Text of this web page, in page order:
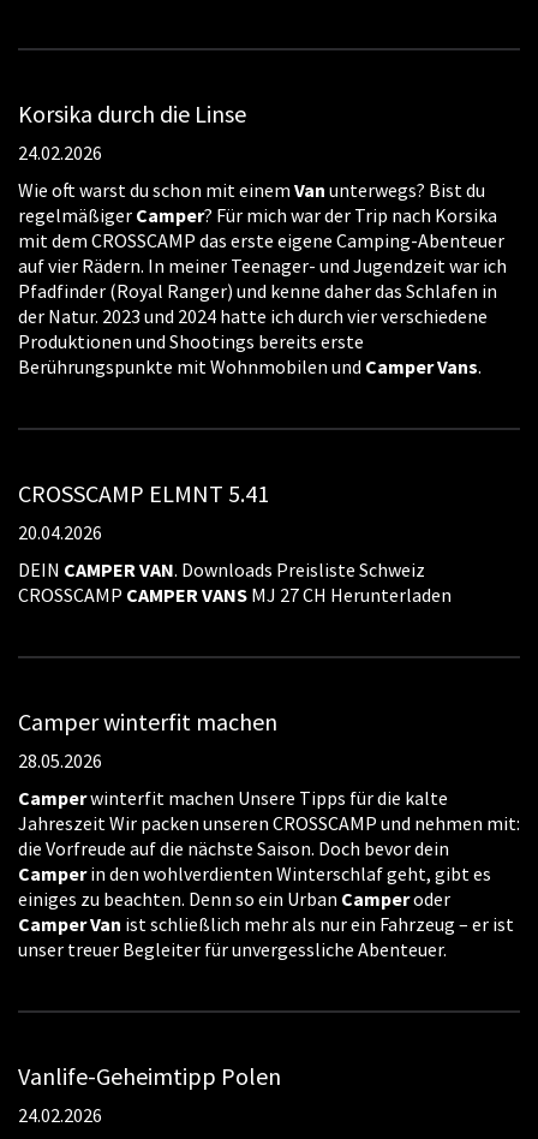
Korsika durch die Linse
24.02.2026
Wie oft warst du schon mit einem Van unterwegs? Bist du
regelmäßiger Camper? Für mich war der Trip nach Korsika
mit dem CROSSCAMP das erste eigene Camping-Abenteuer
auf vier Rädern. In meiner Teenager- und Jugendzeit war ich
Pfadfinder (Royal Ranger) und kenne daher das Schlafen in
der Natur. 2023 und 2024 hatte ich durch vier verschiedene
Produktionen und Shootings bereits erste
Berührungspunkte mit Wohnmobilen und CamperVans.
CROSSCAMP ELMNT 5.41
20.04.2026
DEIN CAMPERVAN. Downloads Preisliste Schweiz
CROSSCAMP CAMPERVANS MJ 27 CH Herunterladen
Camper winterfit machen
28.05.2026
Camperwinterfit machen Unsere Tipps für die kalte
Jahreszeit Wir packen unseren CROSSCAMP und nehmen mit:
die Vorfreude auf die nächste Saison. Doch bevor dein
Camperin den wohlverdienten Winterschlaf geht, gibt es
einiges zu beachten. Denn so ein Urban Camperoder
CamperVan ist schließlich mehr als nur ein Fahrzeug – er ist
unser treuer Begleiter für unvergessliche Abenteuer.
Vanlife-Geheimtipp Polen
24.02.2026